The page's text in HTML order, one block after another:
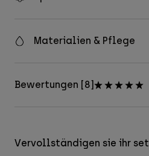
Materialien & Pflege
Bewertungen [8]
Vervollständigen sie ihr set